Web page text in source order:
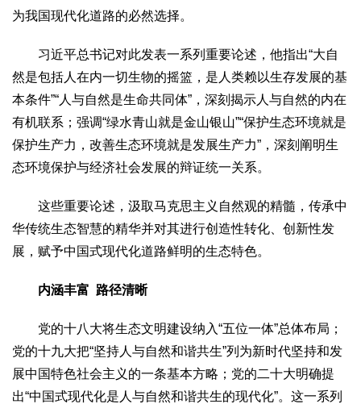
为我国现代化道路的必然选择。
习近平总书记对此发表一系列重要论述，他指出“大自
然是包括人在内一切生物的摇篮，是人类赖以生存发展的基
本条件”“人与自然是生命共同体”，深刻揭示人与自然的内在
有机联系；强调“绿水青山就是金山银山”“保护生态环境就是
保护生产力，改善生态环境就是发展生产力”，深刻阐明生
态环境保护与经济社会发展的辩证统一关系。
这些重要论述，汲取马克思主义自然观的精髓，传承中
华传统生态智慧的精华并对其进行创造性转化、创新性发
展，赋予中国式现代化道路鲜明的生态特色。
内涵丰富 路径清晰
党的十八大将生态文明建设纳入“五位一体”总体布局；
党的十九大把“坚持人与自然和谐共生”列为新时代坚持和发
展中国特色社会主义的一条基本方略；党的二十大明确提
出“中国式现代化是人与自然和谐共生的现代化”。这一系列